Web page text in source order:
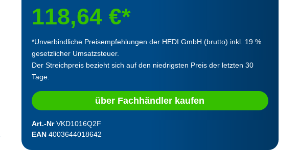
118,64 €*
*Unverbindliche Preisempfehlungen der HEDI GmbH (brutto) inkl. 19 %
gesetzlicher Umsatzsteuer.
Der Streichpreis bezieht sich auf den niedrigsten Preis der letzten 30
Tage.
über Fachhändler kaufen
Art.-NrVKD1016Q2F
EAN 4003644018642